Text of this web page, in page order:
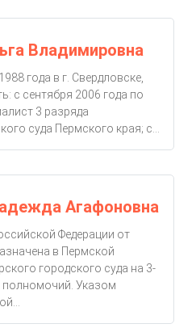
Владимировна
года в г. Свердловске,
с сентября 2006 года по
3 разряда
суда Пермского края; с...
Агафоновна
Федерации от
в Пермской
городского суда на 3-
полномочий. Указом